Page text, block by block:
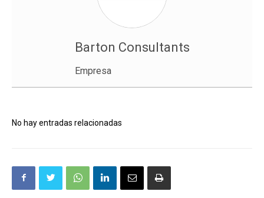
Barton Consultants
Empresa
No hay entradas relacionadas